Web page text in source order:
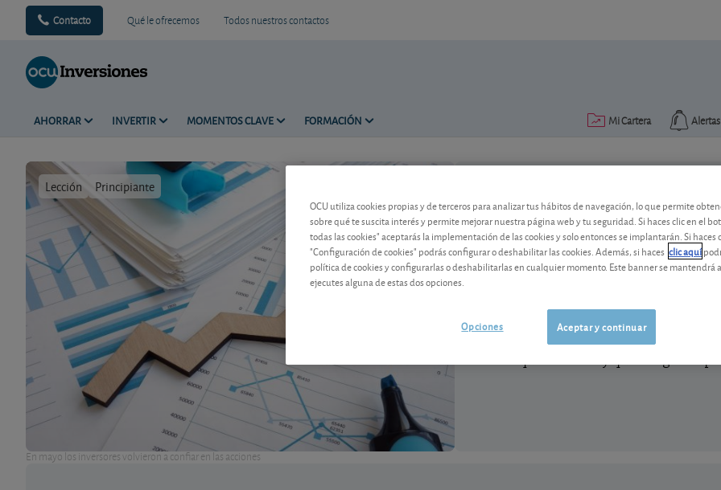
Contacto Qué le ofrecemos Todos nuestros contactos
AHORRAR INVERTIR MOMENTOS CLAVE FORMACIÓN Alertas
Mi Cartera
Lección Principiante
En mayo los inversores volvieron a confiar en las acciones
¿Tienes dinero ahorrado y quieres
pequeño colchón en una cuenta de
es una forma eficaz de hacer crecer
OCU utiliza cookies propias y de terceros para analizar tus hábitos de navegación, lo que permite
sobre qué te suscita interés y permite mejorar nuestra página web y tu seguridad. Si haces clic en el
todas las cookies" aceptarás la implementación de las cookies y solo entonces se implantarán. Si haces
"Configuración de cookies" podrás configurar o deshabilitar las cookies. Además, si haces clic aquí
política de cookies y configurarlas o deshabilitarlas en cualquier momento. Este banner se mantendrá
ejecutes alguna de estas dos opciones.
Aceptar y continuar
Opciones